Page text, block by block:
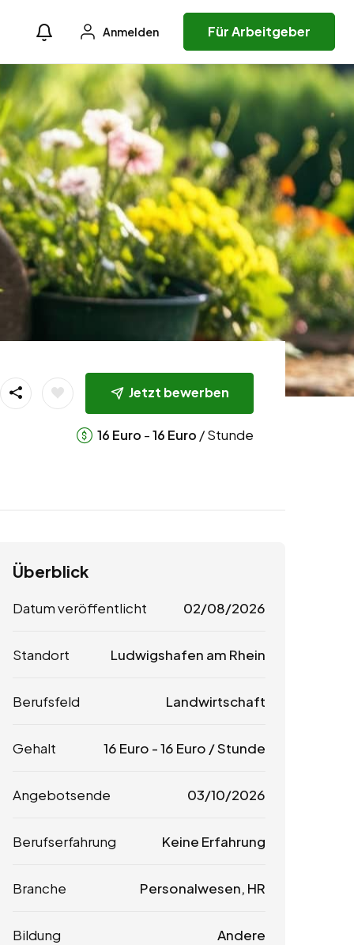
Anmelden Für Arbeitgeber
Jetzt bewerben
16 Euro -16 Euro / Stunde
Überblick
Datum veröffentlicht 02/08/2026
Standort Ludwigshafen am Rhein
Berufsfeld Landwirtschaft
Gehalt 16 Euro -16 Euro / Stunde
Angebotsende 03/10/2026
Berufserfahrung Keine Erfahrung
Branche Personalwesen, HR
Bildung Andere